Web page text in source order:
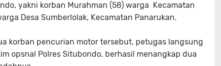
yakni korban Murahman (58) warga Kecamatan
Desa Sumberlolak, Kecamatan Panarukan.
korban pencurian motor tersebut, petugas langsung
opsnal Polres Situbondo, berhasil menangkap dua